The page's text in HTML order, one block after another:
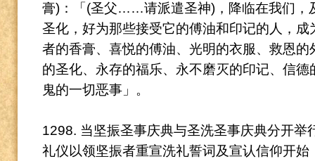
膏)：「(圣父……请派遣圣神)，降临在我们，
圣化，好为那些接受它的傅油和印记的人，
者的香膏、喜悦的傅油、光明的衣服、救恩的
的圣化、永存的福乐、永不磨灭的印记、信
鬼的一切恶事」。
1298. 当坚振圣事庆典与圣洗圣事庆典分开举
礼仪以领坚振者重宣洗礼誓词及宣认信仰开始